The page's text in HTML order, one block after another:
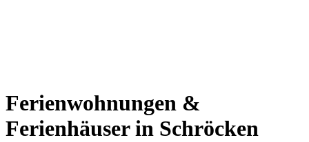
Ferienwohnungen &
Ferienhäuser in Schröcken